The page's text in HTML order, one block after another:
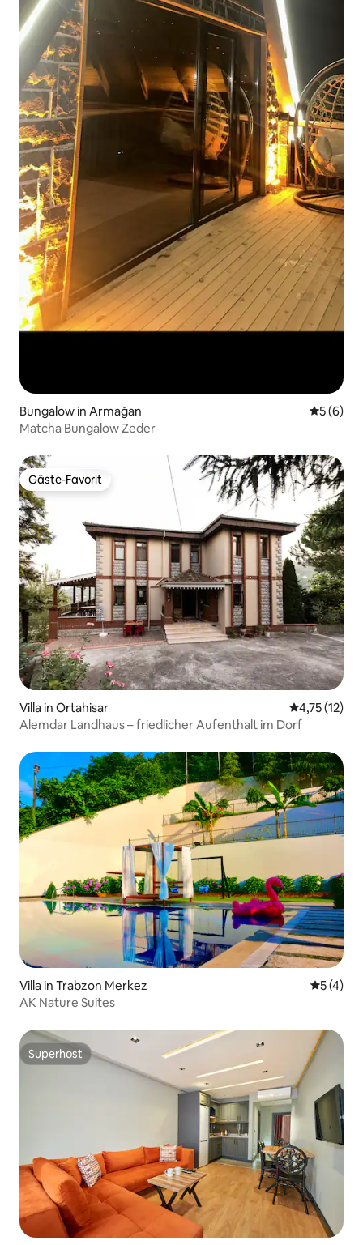
Bungalow in Armağan
5 (6)
Matcha Bungalow Zeder
Gäste-Favorit
Gäste-Favorit
Villa in Ortahisar
4,75 (12)
Alemdar Landhaus – friedlicher Aufenthalt im Dorf
Villa in Trabzon Merkez
5 (4)
AK Nature Suites
Superhost
Superhost